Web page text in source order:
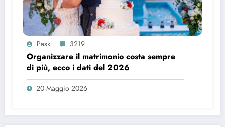
Pask 3219
Organizzare il matrimonio costa sempre
di più, ecco i dati del 2026
20 Maggio 2026